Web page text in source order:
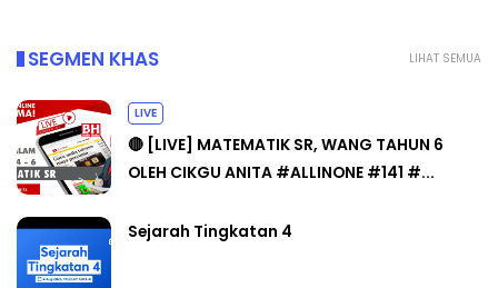
LIHAT SEMUA
SEGMEN KHAS
LIVE
🔴 [LIVE] MATEMATIK SR, WANG TAHUN 6
OLEH CIKGU ANITA #ALLINONE #141 #...
Sejarah Tingkatan 4